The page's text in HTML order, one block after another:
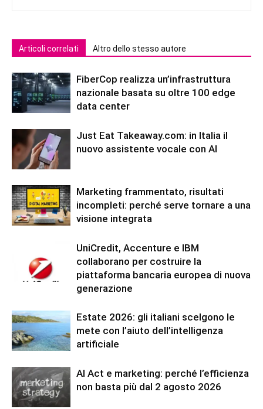
Articoli correlati Altro dello stesso autore
FiberCop realizza un’infrastruttura
nazionale basata su oltre 100 edge
data center
Just Eat Takeaway.com: in Italia il
nuovo assistente vocale con AI
Marketing frammentato, risultati
incompleti: perché serve tornare a una
visione integrata
UniCredit, Accenture e IBM
collaborano per costruire la
piattaforma bancaria europea di nuova
generazione
Estate 2026: gli italiani scelgono le
mete con l’aiuto dell’intelligenza
artificiale
AI Act e marketing: perché l’efficienza
non basta più dal 2 agosto 2026